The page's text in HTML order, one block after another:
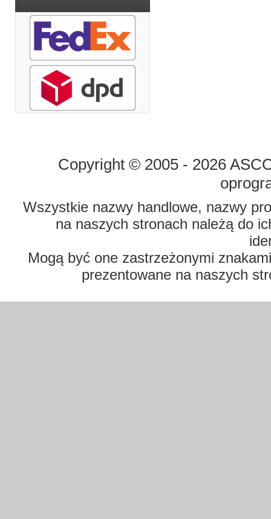
Copyright © 2005 - 2026
Wszystkie nazwy handlowe, nazwy
na naszych stronach należą do
Mogą być one zastrzeżonymi
prezentowane na naszych